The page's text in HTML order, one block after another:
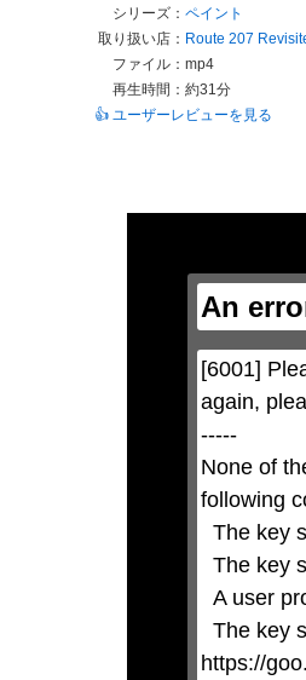
シリーズ： ペイント
取り扱い店： Route 207
ファイル： mp4
再生時間： 約31分
👍 ユーザーレビューを見る
An
[6001]
again,
-----
None of
following
https://